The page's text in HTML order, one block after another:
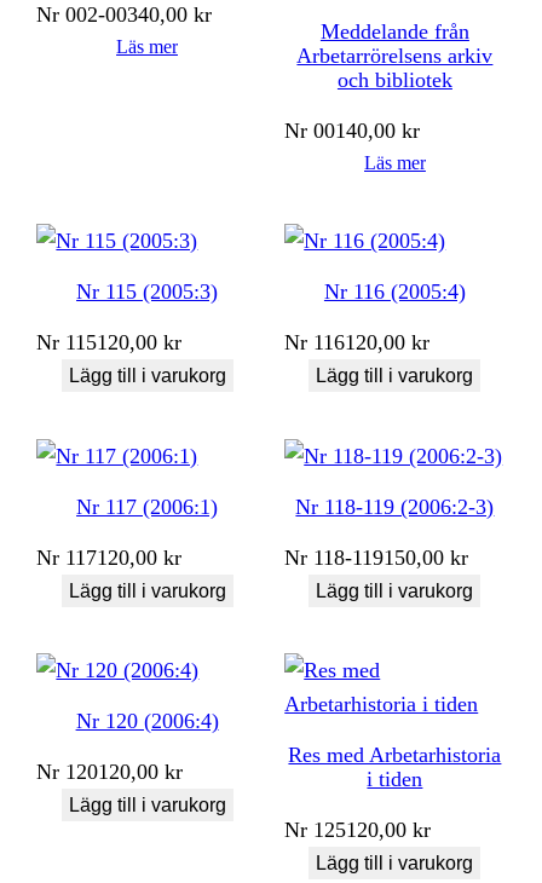
Nr 002-00340,00kr
Läs mer
Meddelande från
Arbetarrörelsens arkiv
och bibliotek
Nr 00140,00kr
Läs mer
Nr 115 (2005:3)
Nr 115120,00kr
Lägg till i varukorg
Nr 116 (2005:4)
Nr 116120,00kr
Lägg till i varukorg
Nr 117 (2006:1)
Nr 117120,00kr
Lägg till i varukorg
Nr 118-119 (2006:2-3)
Nr 118-119150,00kr
Lägg till i varukorg
Nr 120 (2006:4)
Nr 120120,00kr
Lägg till i varukorg
Res med Arbetarhistoria
i tiden
Nr 125120,00kr
Lägg till i varukorg